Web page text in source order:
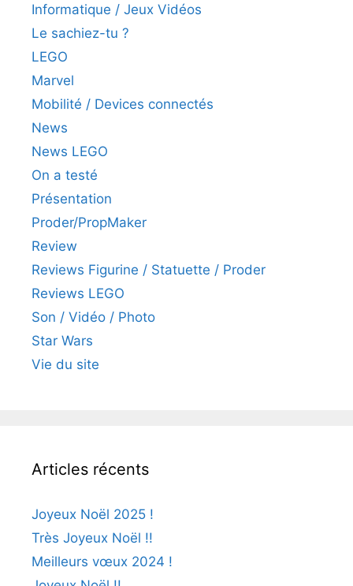
Informatique / Jeux Vidéos
Le sachiez-tu ?
LEGO
Marvel
Mobilité / Devices connectés
News
News LEGO
On a testé
Présentation
Proder/PropMaker
Review
Reviews Figurine / Statuette / Proder
Reviews LEGO
Son / Vidéo / Photo
Star Wars
Vie du site
Articles récents
Joyeux Noël 2025 !
Très Joyeux Noël !!
Meilleurs vœux 2024 !